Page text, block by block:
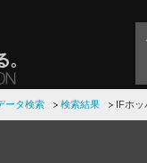
ータ検索 検索結果 IFホッ